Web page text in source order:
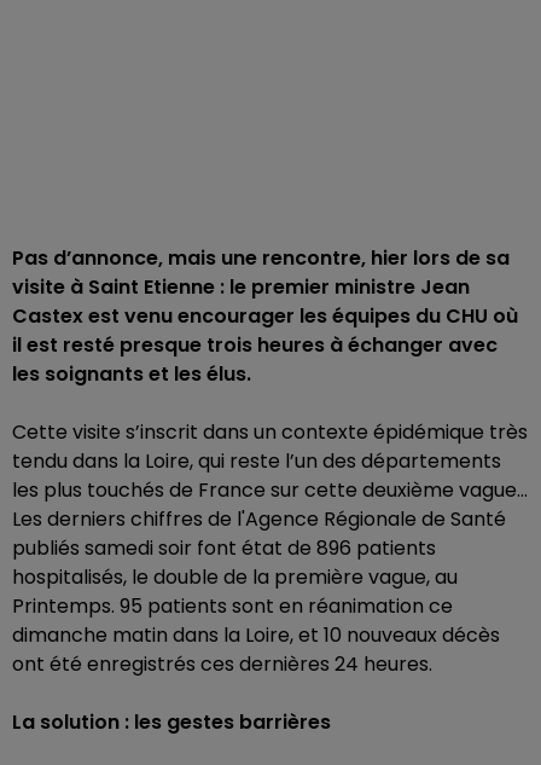
Pas d’annonce, mais une rencontre, hier lors de sa
visite à Saint Etienne : le premier ministre Jean
Castex est venu encourager les équipes du CHU où
il est resté presque trois heures à échanger avec
les soignants et les élus.
Cette visite s’inscrit dans un contexte épidémique très
tendu dans la Loire, qui reste l’un des départements
les plus touchés de France sur cette deuxième vague…
Les derniers chiffres de l'Agence Régionale de Santé
publiés samedi soir font état de 896 patients
hospitalisés, le double de la première vague, au
Printemps. 95 patients sont en réanimation ce
dimanche matin dans la Loire, et 10 nouveaux décès
ont été enregistrés ces dernières 24 heures.
La solution : les gestes barrières